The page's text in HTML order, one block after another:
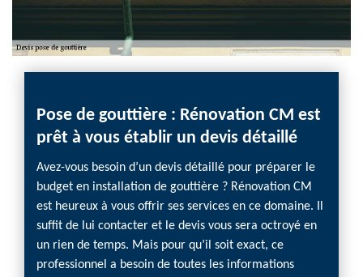
Pose de gouttière : Rénovation CM est
prêt à vous établir un devis détaillé
Avez-vous besoin d’un devis détaillé pour préparer le
budget en installation de gouttière ? Rénovation CM
est heureux à vous offrir ses services en ce domaine. Il
suffit de lui contacter et le devis vous sera octroyé en
un rien de temps. Mais pour qu’il soit exact, ce
professionnel a besoin de toutes les informations